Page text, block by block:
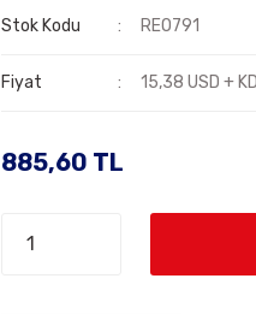
Stok Kodu REO791
Fiyat 15,38 USD +
885,60 TL